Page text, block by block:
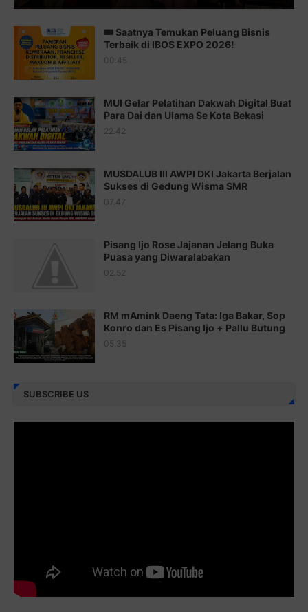
Juz 13 ⇨http://j.mp/2bFTiKQ
Juz 14 ⇨http://j.mp/2b8SUTA
Juz 15 ⇨http://j.mp/2bFRQIM
Juz 17 ⇨http://j.mp/2brHsFz
Juz 18 ⇨http://j.mp/2b8SCfc
Juz 19 ⇨http://j.mp/2bFSq95
Juz 20 ⇨http://j.mp/2brI1zc
Juz 21 ⇨http://j.mp/2b8VcBO
http://j.mp/2bFRxNP
http://j.mp/2brItxm
Juz 25 ⇨http://j.mp/2brImlf
Juz 26 ⇨http://j.mp/2bFRHF2
🎟️ Saatnya Temukan Peluang Bisnis
Terbaik di IBOS EXPO 2026!
00.45
MUI Gelar Pelatihan Dakwah Digital Buat
Para Dai dan Ulama Se Kota Bekasi
22.42
MUSDALUB III AWPI DKI Jakarta Berjalan
Sukses di Gedung Wisma SMR
07.47
Pisang Ijo Rose Jajanan Jelang Buka
Puasa yang Diwaralabakan
02.52
RM mAmink Daeng Tata: Iga Bakar, Sop
Konro dan Es Pisang Ijo + Pallu Butung
05.35
SUBSCRIBE US